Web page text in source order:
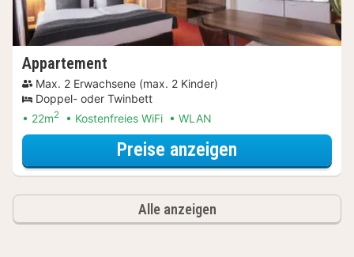
Appartement
Max. 2 Erwachsene (max. 2 Kinder)
Doppel- oder Twinbett
22m2 Kostenfreies WiFi WLAN
Preise anzeigen
Alle anzeigen